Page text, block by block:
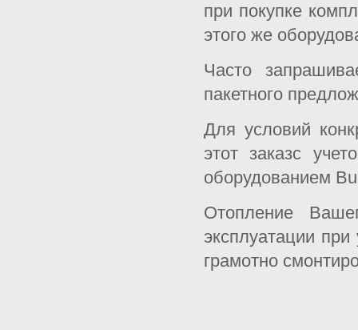
при покупке
этого же
Часто
пакетного
Для условий
этот заказс
оборудованием
Отопление
эксплуатации
грамотно